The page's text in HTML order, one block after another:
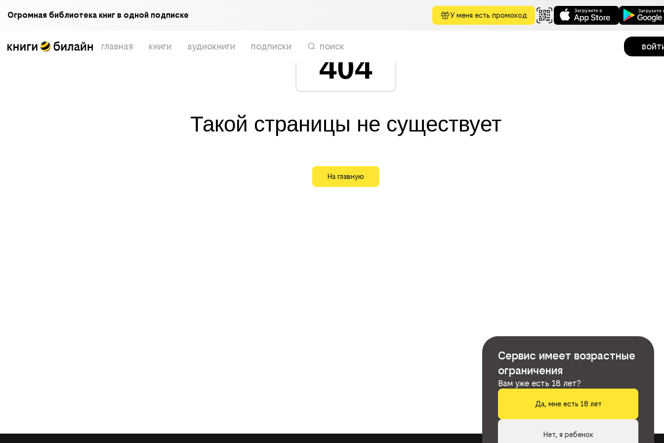
Огромная библиотека книг в одной подписке У меня есть промокод
главная книги аудиокниги подписки поиск
404
Такой страницы не существует
На главную
Сервис имеет возрастные
ограничения
Вам уже есть 18 лет?
Да, мне есть 18 лет
Нет, я ребенок